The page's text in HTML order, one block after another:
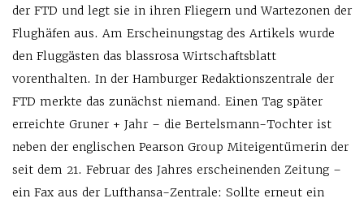
der FTD und legt sie in ihren Fliegern und Wartezonen der
Flughäfen aus. Am Erscheinungstag des Artikels wurde
den Fluggästen das blassrosa Wirtschaftsblatt
vorenthalten. In der Hamburger Redaktionszentrale der
FTD merkte das zunächst niemand. Einen Tag später
erreichte Gruner + Jahr – die Bertelsmann-Tochter ist
neben der englischen Pearson Group Miteigentümerin der
seit dem 21. Februar des Jahres erscheinenden Zeitung –
ein Fax aus der Lufthansa-Zentrale: Sollte erneut ein